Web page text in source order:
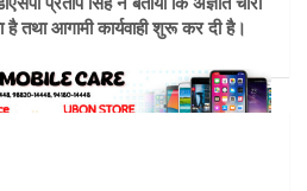
तथा आगामी कार्यवाही शुरू कर दी है।